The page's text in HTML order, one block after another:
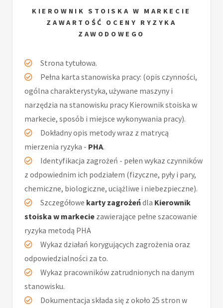
KIEROWNIK STOISKA W MARKECIE
ZAWARTOŚĆ OCENY RYZYKA
ZAWODOWEGO
Strona tytułowa.
Pełna karta stanowiska pracy: (opis czynności,
ogólna charakterystyka, używane maszyny i
narzędzia na stanowisku pracy Kierownik stoiska w
markecie, sposób i miejsce wykonywania pracy).
Dokładny opis metody wraz z matrycą
mierzenia ryzyka - PHA.
Identyfikacja zagrożeń - pełen wykaz czynników
z odpowiednim ich podziałem (fizyczne, pyły i pary,
chemiczne, biologiczne, uciążliwe i niebezpieczne).
Szczegółowe karty zagrożeńdla Kierownik
stoiska w markecie zawierające pełne szacowanie
ryzyka metodą PHA
Wykaz działań korygujących zagrożenia oraz
odpowiedzialności za to.
Wykaz pracowników zatrudnionych na danym
stanowisku.
Dokumentacja składa się z około 25 stron w